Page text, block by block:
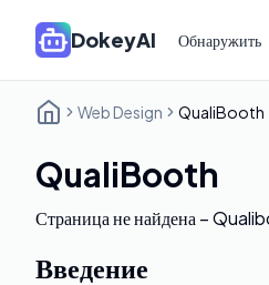
DokeyAI Обнаружить
Web Design QualiBooth
QualiBooth
Страница не найдена –
Введение